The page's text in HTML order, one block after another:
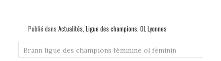
Publié dans Actualités, Ligue des champions, OL Lyonnes
Brann ligue des champions féminine ol féminin